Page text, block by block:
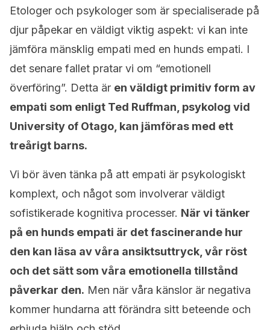
Etologer och psykologer som är specialiserade på
djur påpekar en väldigt viktig aspekt: vi kan inte
jämföra mänsklig empati med en hunds empati. I
det senare fallet pratar vi om “emotionell
överföring”. Detta är en väldigt primitiv form av
empati som enligt Ted Ruffman, psykolog vid
University of Otago, kan jämföras med ett
treårigt barns.
Vi bör även tänka på att empati är psykologiskt
komplext, och något som involverar väldigt
sofistikerade kognitiva processer. När vi tänker
på en hunds empati är det fascinerande hur
den kan läsa av våra ansiktsuttryck, vår röst
och det sätt som våra emotionella tillstånd
påverkar den. Men när våra känslor är negativa
kommer hundarna att förändra sitt beteende och